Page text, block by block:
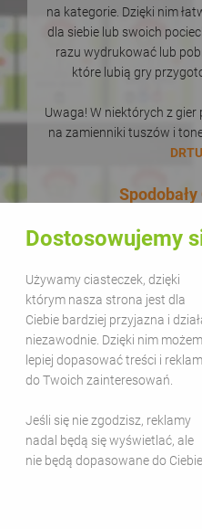
Dostosowujemy
Używamy ciasteczek, dzięki
którym nasza strona jest dla
Ciebie bardziej przyjazna i
niezawodnie. Dzięki nim
lepiej dopasować treści i
do Twoich zainteresowań.
Jeśli się nie zgodzisz, reklamy
nadal będą się wyświetlać, ale
nie będą dopasowane do Ciebie.
na kategorie. Dzięki nim
dla siebie lub swoich
razu wydrukować lub
które lubią gry
Uwaga! W niektórych z
na zamienniki tuszów i
je dalej! W
darmo!
edukacyjnych
Wystarczy,
swojej
informację,
serwisu Sala
www.salagier.pl.